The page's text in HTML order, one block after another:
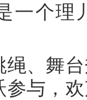
一个理
舞台
参与，